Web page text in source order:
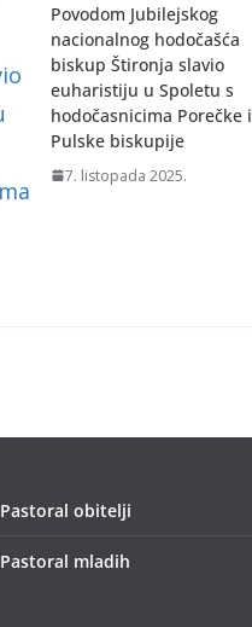
Povodom Jubilejskog
nacionalnog hodočašća
biskup Štironja slavio
euharistiju u Spoletu s
hodočasnicima Porečke i
Pulske biskupije
7. listopada 2025.
Pastoral obitelji
Pastoral mladih